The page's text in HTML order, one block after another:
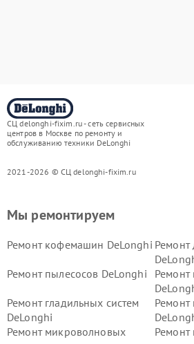
СЦ delonghi-fixim.ru - сеть сервисных
центров в Москве по ремонту и
обслуживанию техники DeLonghi
2021-2026 © СЦ delonghi-fixim.ru
Мы ремонтируем
Ремонт кофемашин DeLonghi
Ремонт пылесосов DeLonghi
Ремонт
Ремонт гладильных систем
DeLonghi
Ремонт микроволновых